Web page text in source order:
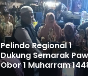
Pelindo Regional 1
Dukung Semarak
Obor 1 Muharram